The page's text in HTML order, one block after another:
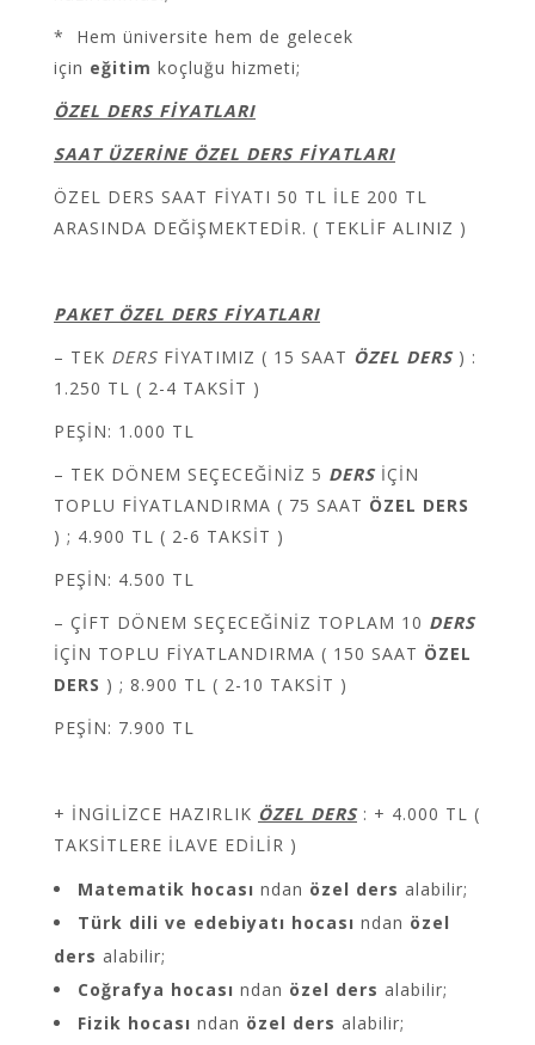
* Hem üniversite hem de gelecek
için eğitim koçluğu hizmeti;
ÖZEL DERS FİYATLARI
SAAT ÜZERİNE ÖZEL DERS FİYATLARI
ÖZEL DERS SAAT FİYATI 50 TL İLE 200 TL
ARASINDA DEĞİŞMEKTEDİR. ( TEKLİF ALINIZ )
PAKET ÖZEL DERS FİYATLARI
– TEK DERS FİYATIMIZ ( 15 SAAT ÖZEL DERS) :
1.250 TL ( 2-4 TAKSİT )
PEŞİN: 1.000 TL
– TEK DÖNEM SEÇECEĞİNİZ 5 DERSİÇİN
TOPLU FİYATLANDIRMA ( 75 SAAT ÖZEL DERS
) ; 4.900 TL ( 2-6 TAKSİT )
PEŞİN: 4.500 TL
– ÇİFT DÖNEM SEÇECEĞİNİZ TOPLAM 10 DERS
İÇİN TOPLU FİYATLANDIRMA ( 150 SAAT ÖZEL
DERS ) ; 8.900 TL ( 2-10 TAKSİT )
PEŞİN: 7.900 TL
+ İNGİLİZCE HAZIRLIK ÖZEL DERS: + 4.000 TL (
TAKSİTLERE İLAVE EDİLİR )
Matematik hocası ndan özel ders alabilir;
Türk dili ve edebiyatı hocası ndan özel
ders alabilir;
Coğrafya hocası ndan özel ders alabilir;
Fizik hocası ndan özel ders alabilir;